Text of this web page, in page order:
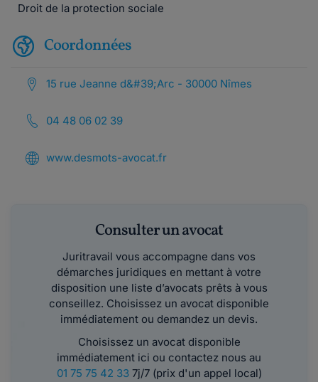
Droit de la protection sociale
Coordonnées
15 rue Jeanne d&#39;Arc - 30000 Nîmes
04 48 06 02 39
www.desmots-avocat.fr
Consulter un avocat
Juritravail vous accompagne dans vos
démarches juridiques en mettant à votre
disposition une liste d’avocats prêts à vous
conseillez. Choisissez un avocat disponible
immédiatement ou demandez un devis.
Choisissez un avocat disponible
immédiatement ici ou contactez nous au
01 75 75 42 337j/7 (prix d'un appel local)